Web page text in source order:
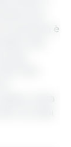
al di
momento è
Uniti
gli
mesi
ci sarà
di capi